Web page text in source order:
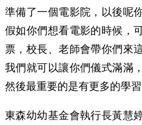
準備了一個電影院，以後呢
假如你們想看電影的時候，
票，校長、老師會帶你們來
我們就可以讓你們儀式滿滿
然後最重要的是有更多的學習
東森幼幼基金會執行長黃慧